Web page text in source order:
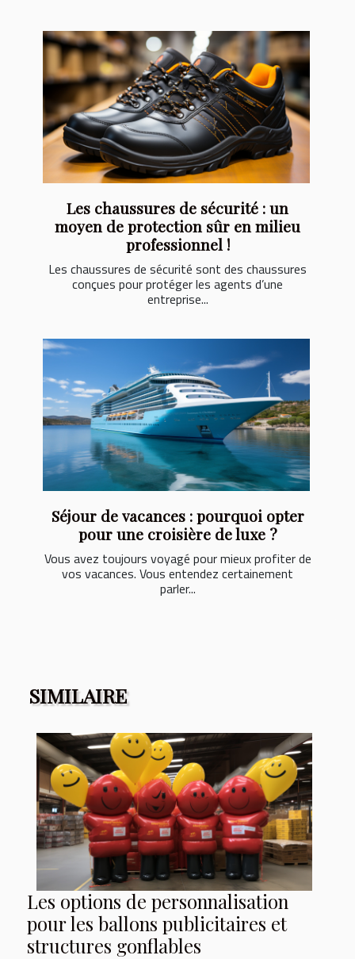
Les chaussures de sécurité : un
moyen de protection sûr en milieu
professionnel !
Les chaussures de sécurité sont des chaussures
conçues pour protéger les agents d’une
entreprise...
Séjour de vacances : pourquoi opter
pour une croisière de luxe ?
Vous avez toujours voyagé pour mieux profiter de
vos vacances. Vous entendez certainement
parler...
SIMILAIRE
Les options de personnalisation
pour les ballons publicitaires et
structures gonflables